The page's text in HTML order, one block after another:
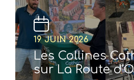
19 JUIN 2026
Les Collines
sur La Route